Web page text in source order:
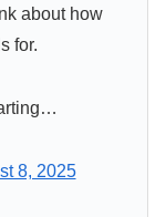
about how
for.
8, 2025